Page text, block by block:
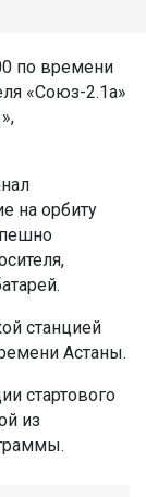
по времени
«Союз-2.1а»
на орбиту
станцией
Астаны.
стартового
из